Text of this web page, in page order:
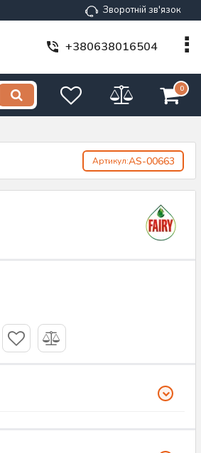
Зворотній зв'язок
+380638016504
0
Артикул:AS-00663